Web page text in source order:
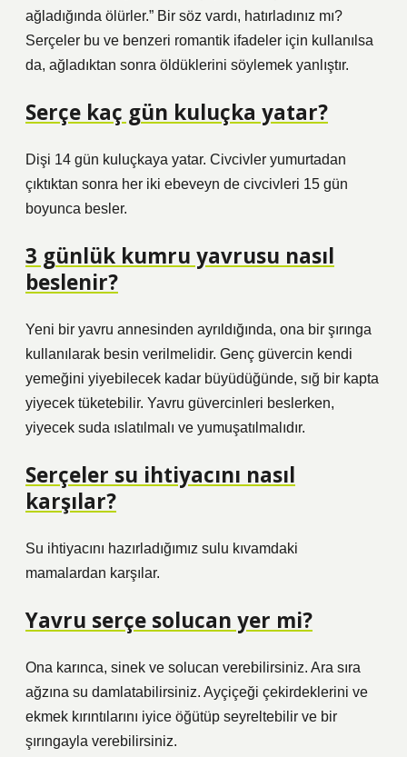
ağladığında ölürler.” Bir söz vardı, hatırladınız mı?
Serçeler bu ve benzeri romantik ifadeler için kullanılsa
da, ağladıktan sonra öldüklerini söylemek yanlıştır.
Serçe kaç gün kuluçka yatar?
Dişi 14 gün kuluçkaya yatar. Civcivler yumurtadan
çıktıktan sonra her iki ebeveyn de civcivleri 15 gün
boyunca besler.
3 günlük kumru yavrusu nasıl
beslenir?
Yeni bir yavru annesinden ayrıldığında, ona bir şırınga
kullanılarak besin verilmelidir. Genç güvercin kendi
yemeğini yiyebilecek kadar büyüdüğünde, sığ bir kapta
yiyecek tüketebilir. Yavru güvercinleri beslerken,
yiyecek suda ıslatılmalı ve yumuşatılmalıdır.
Serçeler su ihtiyacını nasıl
karşılar?
Su ihtiyacını hazırladığımız sulu kıvamdaki
mamalardan karşılar.
Yavru serçe solucan yer mi?
Ona karınca, sinek ve solucan verebilirsiniz. Ara sıra
ağzına su damlatabilirsiniz. Ayçiçeği çekirdeklerini ve
ekmek kırıntılarını iyice öğütüp seyreltebilir ve bir
şırıngayla verebilirsiniz.